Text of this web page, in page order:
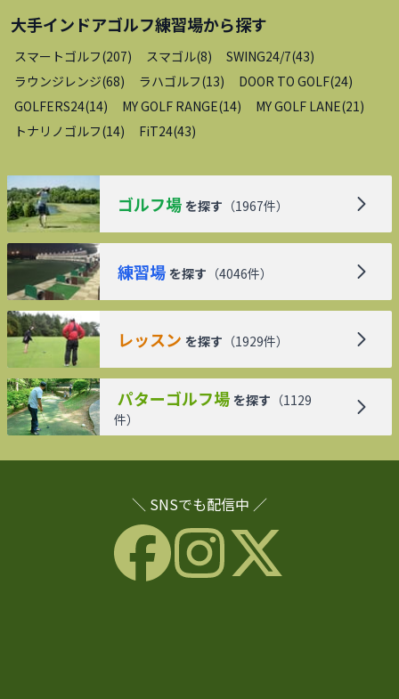
大手インドアゴルフ練習場から探す
スマートゴルフ(207) スマゴル(8) SWING24/7(43)
ラウンジレンジ(68) ラハゴルフ(13) DOOR TO GOLF(24)
GOLFERS24(14) MY GOLF RANGE(14) MY GOLF LANE(21 )
トナリノゴルフ(14) FiT24(43)
ゴルフ場 を探す （1967件）
練習場 を探す （4046件）
レッスン を探す （1929件）
パターゴルフ場 を探す （1129
件）
＼ SNSでも配信中 ／